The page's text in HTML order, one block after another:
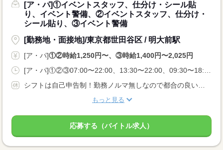
[ア・パ]①イベントスタッフ、仕分け・シール貼
り、イベント警備、②イベントスタッフ、仕分け・
シール貼り、③イベント警備
[勤務地・面接地]/東京都世田谷区 / 明大前駅
[ア・パ]①②時給1,250円〜、③時給1,400円〜2,025円
[ア・パ]①②③07:00〜22:00、13:30〜22:00、09:30〜18:00
シフトは自己申告制！勤務ノルマ無しなので都合の良い日に勤務ができます！休日設定も自由！
もっと見る
応募する（バイトル求人）